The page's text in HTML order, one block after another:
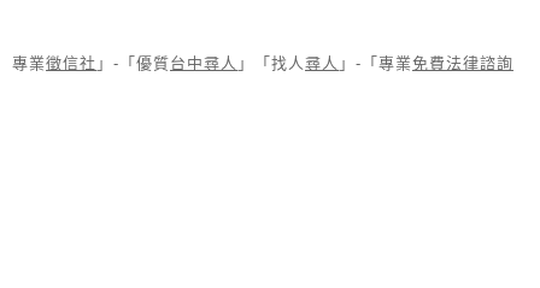
專業徵信社 」-「優質台中尋人 」「找人 尋人 」-「專業免費法律諮詢